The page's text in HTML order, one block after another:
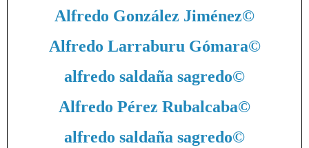
Alfredo González Jiménez©
Alfredo Larraburu Gómara©
alfredo saldaña sagredo©
Alfredo Pérez Rubalcaba©
alfredo saldaña sagredo©